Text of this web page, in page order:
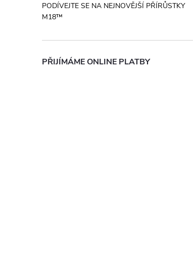
PODÍVEJTE SE NA NEJNOVĚJŠÍ PŘÍRŮSTKY
M18™
PŘIJÍMÁME ONLINE PLATBY